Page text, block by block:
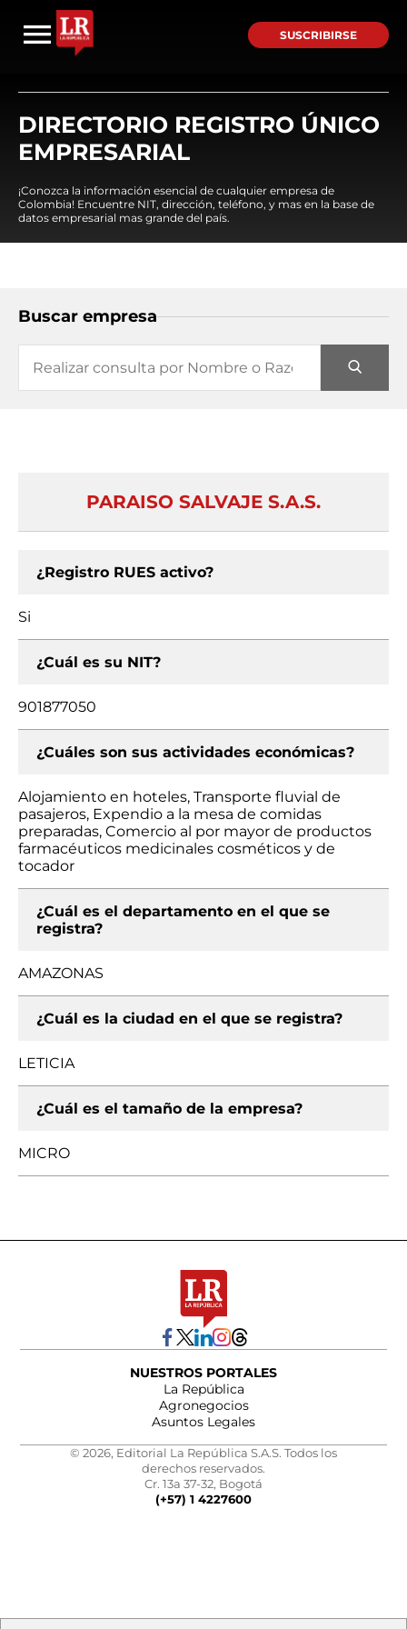
SUSCRIBIRSE
DIRECTORIO REGISTRO ÚNICO
EMPRESARIAL
¡Conozca la información esencial de cualquier empresa de
Colombia! Encuentre NIT, dirección, teléfono, y mas en la base de
datos empresarial mas grande del país.
Buscar empresa
PARAISO SALVAJE S.A.S.
¿Registro RUES activo?
Si
¿Cuál es su NIT?
901877050
¿Cuáles son sus actividades económicas?
Alojamiento en hoteles, Transporte fluvial de
pasajeros, Expendio a la mesa de comidas
preparadas, Comercio al por mayor de productos
farmacéuticos medicinales cosméticos y de
tocador
¿Cuál es el departamento en el que se
registra?
AMAZONAS
¿Cuál es la ciudad en el que se registra?
LETICIA
¿Cuál es el tamaño de la empresa?
MICRO
NUESTROS PORTALES
La República
Agronegocios
Asuntos Legales
© 2026, Editorial La República S.A.S. Todos los
derechos reservados.
Cr. 13a 37-32, Bogotá
(+57) 1 4227600